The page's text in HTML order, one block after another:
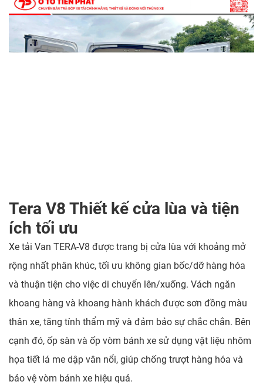
Tera V8 Thiết kế cửa lùa và tiện
ích tối ưu
Xe tải Van TERA-V8 được trang bị cửa lùa với khoảng mở
rộng nhất phân khúc, tối ưu không gian bốc/dỡ hàng hóa
và thuận tiện cho việc di chuyển lên/xuống. Vách ngăn
khoang hàng và khoang hành khách được sơn đồng màu
thân xe, tăng tính thẩm mỹ và đảm bảo sự chắc chắn. Bên
cạnh đó, ốp sàn và ốp vòm bánh xe sử dụng vật liệu nhôm
họa tiết lá me dập vân nổi, giúp chống trượt hàng hóa và
bảo vệ vòm bánh xe hiệu quả.